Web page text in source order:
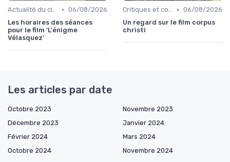
Actualité du cinéma français • 06/08/2026
Les horaires des séances
pour le film 'L'énigme
Vélasquez'
Critiques et coups de cœur • 06/08/2026
Un regard sur le film corpus
christi
Les articles par date
Octobre 2023
Novembre 2023
Décembre 2023
Janvier 2024
Février 2024
Mars 2024
Octobre 2024
Novembre 2024